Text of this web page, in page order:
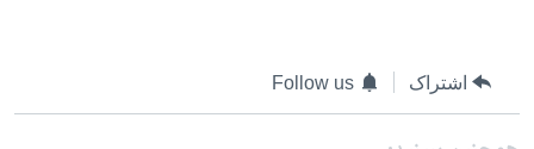
اعتراضات مردمی آبان ۹۸
اشتراک Follow us